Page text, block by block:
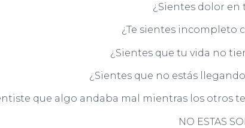
¿Sientes dolor en
¿Te sientes incompleto
¿Sientes que tu vida no
¿Sientes que no estás
que algo andaba mal mientras los otros
NO ESTAS